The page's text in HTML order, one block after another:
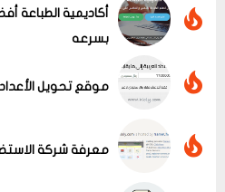
أكاديمية الطباعة
بسرعه
موقع تحويل
معرفة شركة